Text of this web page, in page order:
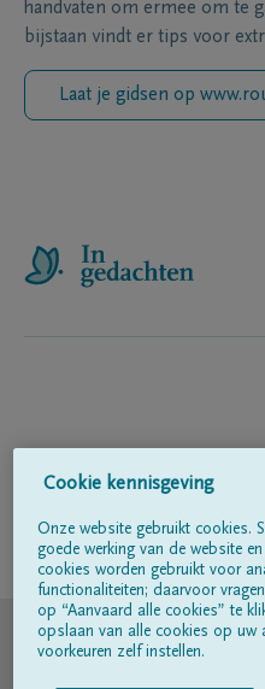
handvaten om ermee om te
bijstaan vindt er tips voor
Laat je gidsen op
Volg ons op
©
Cookie kennisgeving
Onze website gebruikt cookies.
goede werking van de website
cookies worden gebruikt voor
functionaliteiten; daarvoor
op “Aanvaard alle cookies” te
opslaan van alle cookies op uw
voorkeuren zelf instellen.